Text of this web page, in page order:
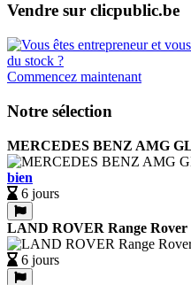
Vendre sur clicpublic.be
Commencez maintenant
Notre sélection
MERCEDES BENZ AMG
bien
6 jours
LAND ROVER Range Rover
6 jours